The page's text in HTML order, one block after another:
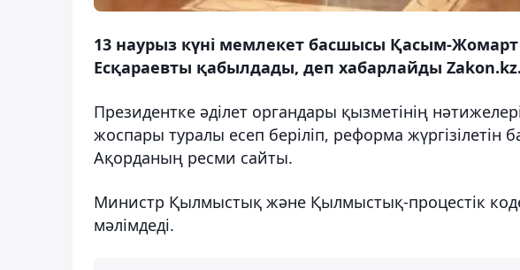
13 наурыз күні мемлекет басшысы Қасым-Жомарт
Есқараевты қабылдады, деп хабарлайды Zakon.kz.
Президентке әділет органдары қызметінің
жоспары туралы есеп беріліп, реформа
Ақорданың ресми сайты.
Министр Қылмыстық және Қылмыстық-процестік
мәлімдеді.